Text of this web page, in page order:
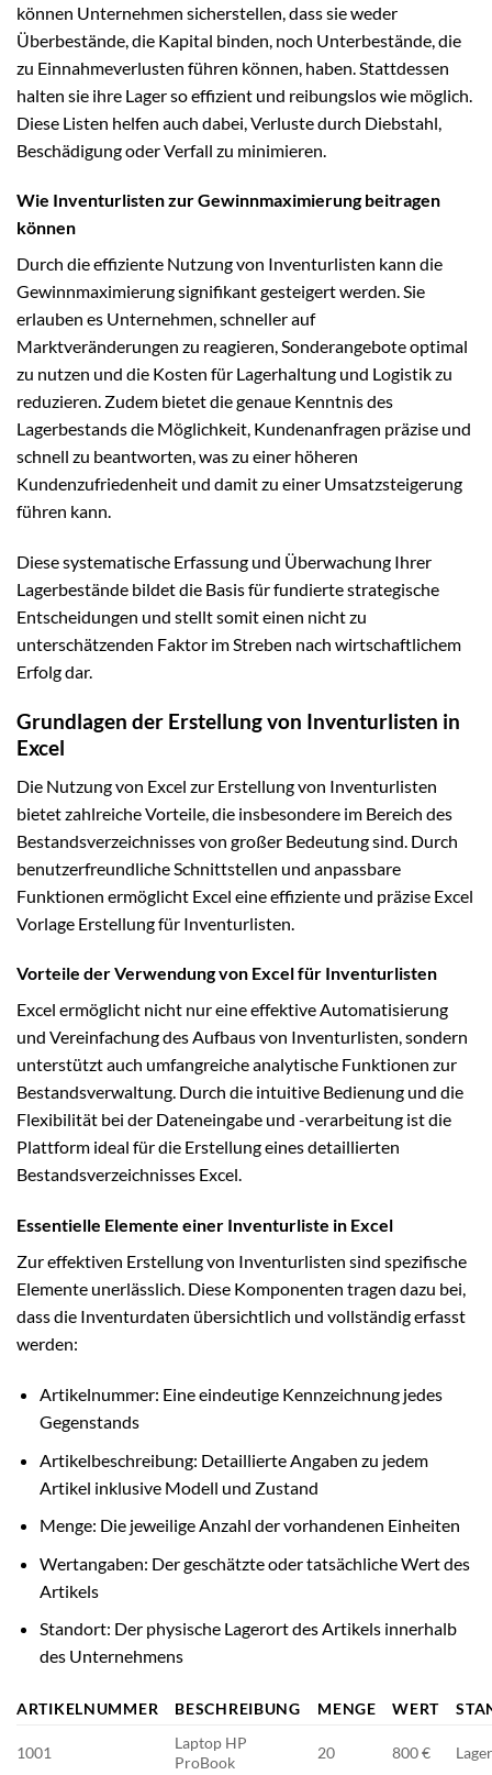
können Unternehmen sicherstellen, dass sie weder
Überbestände, die Kapital binden, noch Unterbestände, die
zu Einnahmeverlusten führen können, haben. Stattdessen
halten sie ihre Lager so effizient und reibungslos wie möglich.
Diese Listen helfen auch dabei, Verluste durch Diebstahl,
Beschädigung oder Verfall zu minimieren.
Wie Inventurlisten zur Gewinnmaximierung beitragen
können
Durch die effiziente Nutzung von Inventurlisten kann die
Gewinnmaximierung signifikant gesteigert werden. Sie
erlauben es Unternehmen, schneller auf
Marktveränderungen zu reagieren, Sonderangebote optimal
zu nutzen und die Kosten für Lagerhaltung und Logistik zu
reduzieren. Zudem bietet die genaue Kenntnis des
Lagerbestands die Möglichkeit, Kundenanfragen präzise und
schnell zu beantworten, was zu einer höheren
Kundenzufriedenheit und damit zu einer Umsatzsteigerung
führen kann.
Diese systematische Erfassung und Überwachung Ihrer
Lagerbestände bildet die Basis für fundierte strategische
Entscheidungen und stellt somit einen nicht zu
unterschätzenden Faktor im Streben nach wirtschaftlichem
Erfolg dar.
Grundlagen der Erstellung von Inventurlisten in
Excel
Die Nutzung von Excel zur Erstellung von Inventurlisten
bietet zahlreiche Vorteile, die insbesondere im Bereich des
Bestandsverzeichnisses von großer Bedeutung sind. Durch
benutzerfreundliche Schnittstellen und anpassbare
Funktionen ermöglicht Excel eine effiziente und präzise Excel
Vorlage Erstellung für Inventurlisten.
Vorteile der Verwendung von Excel für Inventurlisten
Excel ermöglicht nicht nur eine effektive Automatisierung
und Vereinfachung des Aufbaus von Inventurlisten, sondern
unterstützt auch umfangreiche analytische Funktionen zur
Bestandsverwaltung. Durch die intuitive Bedienung und die
Flexibilität bei der Dateneingabe und -verarbeitung ist die
Plattform ideal für die Erstellung eines detaillierten
Bestandsverzeichnisses Excel.
Essentielle Elemente einer Inventurliste in Excel
Zur effektiven Erstellung von Inventurlisten sind spezifische
Elemente unerlässlich. Diese Komponenten tragen dazu bei,
dass die Inventurdaten übersichtlich und vollständig erfasst
werden:
Artikelnummer: Eine eindeutige Kennzeichnung jedes
Gegenstands
Artikelbeschreibung: Detaillierte Angaben zu jedem
Artikel inklusive Modell und Zustand
Menge: Die jeweilige Anzahl der vorhandenen Einheiten
Wertangaben: Der geschätzte oder tatsächliche Wert des
Artikels
Standort: Der physische Lagerort des Artikels innerhalb
des Unternehmens
ARTIKELNUMMER BESCHREIBUNG MENGE WERT
1001
Laptop HP
ProBook
20 800 €